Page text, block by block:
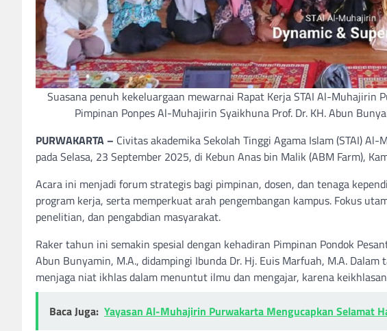
Suasana penuh kekeluargaan mewarnai Rapat Kerja STAI Al-
Pimpinan Ponpes Al-Muhajirin Syaikhuna Prof. Dr. KH. Abun
PURWAKARTA – Civitas akademika Sekolah Tinggi Agama Islam (STAI)
pada Selasa, 23 September 2025, di Kebun Anas bin Malik (ABM Farm),
Acara ini menjadi forum strategis bagi pimpinan, dosen, dan tenaga
program kerja, serta memperkuat arah pengembangan kampus. Fokus
penelitian, dan pengabdian masyarakat.
Raker tahun ini semakin spesial dengan kehadiran Pimpinan Pondok
Abun Bunyamin, M.A., didampingi Ibunda Dr. Hj. Euis Marfuah, M.A.
menjaga niat ikhlas dalam menuntut ilmu dan mengajar, karena
Baca Juga: Yayasan Al-Muhajirin Purwakarta Mengucapkan Selamat